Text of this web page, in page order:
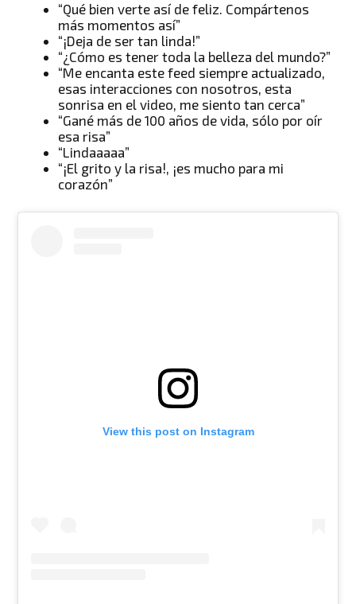
“Qué bien verte así de feliz. Compártenos
más momentos así”
“¡Deja de ser tan linda!”
“¿Cómo es tener toda la belleza del mundo?”
“Me encanta este feed siempre actualizado,
esas interacciones con nosotros, esta
sonrisa en el video, me siento tan cerca”
“Gané más de 100 años de vida, sólo por oír
esa risa”
“Lindaaaaa”
“¡El grito y la risa!, ¡es mucho para mi
corazón”
View this post on Instagram